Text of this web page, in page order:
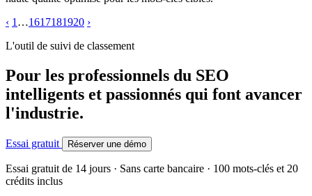
‹ 1 …1617181920 ›
L'outil de suivi de classement
Pour les professionnels du SEO
intelligents et passionnés qui font avancer
l'industrie.
Essai gratuit Réserver une démo
Essai gratuit de 14 jours · Sans carte bancaire · 100 mots-clés et 20
crédits inclus